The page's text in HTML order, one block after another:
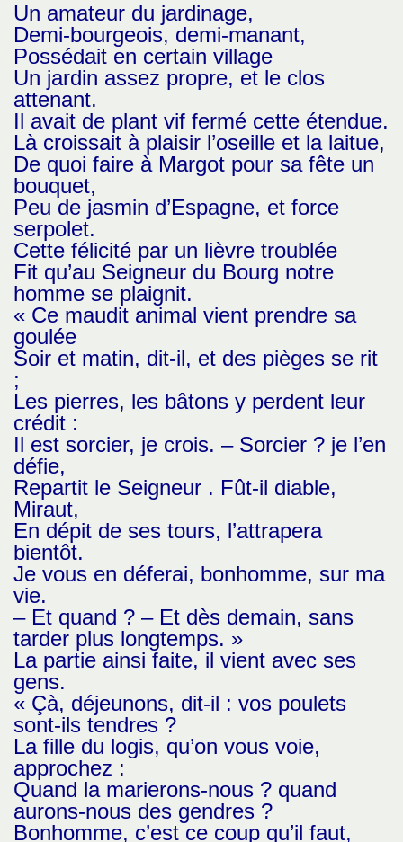
Un amateur du jardinage,
Demi-bourgeois, demi-manant,
Possédait en certain village
Un jardin assez propre, et le clos
attenant.
Il avait de plant vif fermé cette étendue.
Là croissait à plaisir l’oseille et la laitue,
De quoi faire à Margot pour sa fête un
bouquet,
Peu de jasmin d’Espagne, et force
serpolet.
Cette félicité par un lièvre troublée
Fit qu’au Seigneur du Bourg notre
homme se plaignit.
« Ce maudit animal vient prendre sa
goulée
Soir et matin, dit-il, et des pièges se rit
;
Les pierres, les bâtons y perdent leur
crédit :
Il est sorcier, je crois. – Sorcier ? je l’en
défie,
Repartit le Seigneur . Fût-il diable,
Miraut,
En dépit de ses tours, l’attrapera
bientôt.
Je vous en déferai, bonhomme, sur ma
vie.
– Et quand ? – Et dès demain, sans
tarder plus longtemps. »
La partie ainsi faite, il vient avec ses
gens.
« Çà, déjeunons, dit-il : vos poulets
sont-ils tendres ?
La fille du logis, qu’on vous voie,
approchez :
Quand la marierons-nous ? quand
aurons-nous des gendres ?
Bonhomme, c’est ce coup qu’il faut,